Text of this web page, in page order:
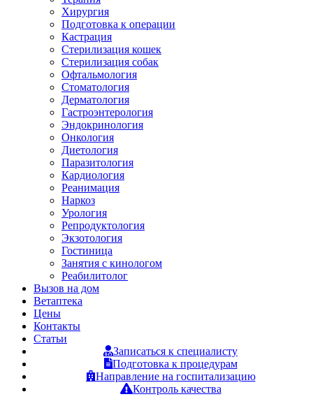
Хирургия
Подготовка к операции
Кастрация
Стерилизация кошек
Стерилизация собак
Офтальмология
Стоматология
Дерматология
Гастроэнтерология
Эндокринология
Онкология
Диетология
Паразитология
Кардиология
Реанимация
Наркоз
Урология
Репродуктология
Экзотология
Гостиница
Занятия с кинологом
Реабилитолог
Вызов на дом
Ветаптека
Цены
Контакты
Статьи
Записаться к специалисту
Подготовка к процедурам
Направление на госпитализацию
Контроль качества